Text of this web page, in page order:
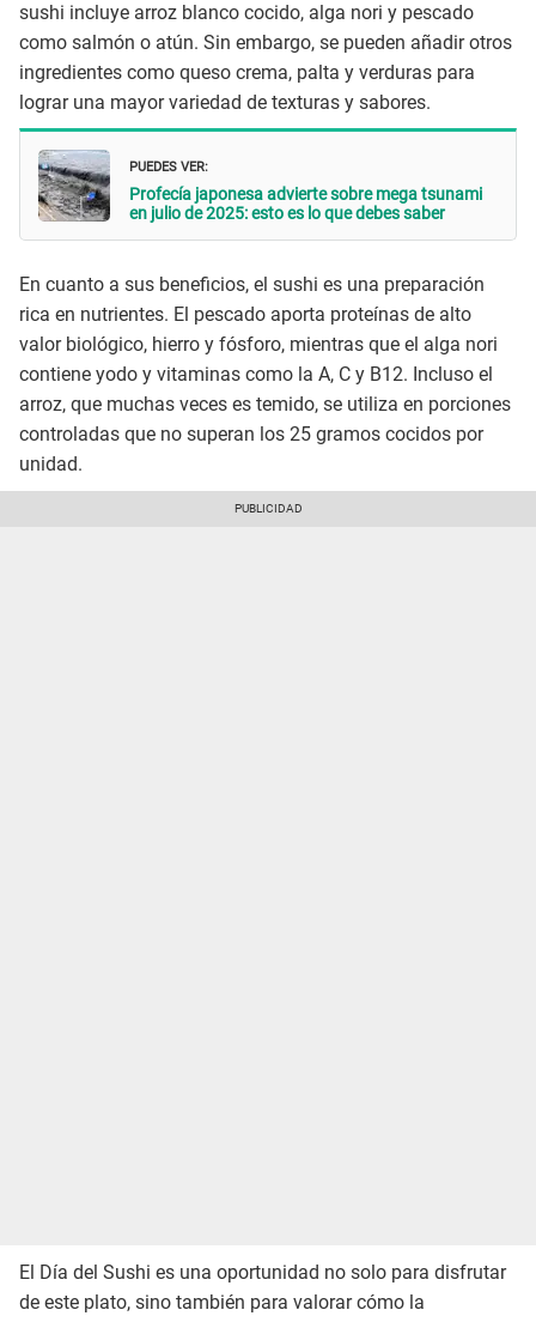
sushi incluye arroz blanco cocido, alga nori y pescado
como salmón o atún. Sin embargo, se pueden añadir otros
ingredientes como queso crema, palta y verduras para
lograr una mayor variedad de texturas y sabores.
PUEDES VER:
Profecía japonesa advierte sobre mega tsunami
en julio de 2025: esto es lo que debes saber
En cuanto a sus beneficios, el sushi es una preparación
rica en nutrientes. El pescado aporta proteínas de alto
valor biológico, hierro y fósforo, mientras que el alga nori
contiene yodo y vitaminas como la A, C y B12. Incluso el
arroz, que muchas veces es temido, se utiliza en porciones
controladas que no superan los 25 gramos cocidos por
unidad.
El Día del Sushi es una oportunidad no solo para disfrutar
de este plato, sino también para valorar cómo la